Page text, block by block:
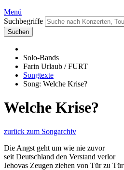
Menü
Suchbegriffe
Suchen
Solo-Bands
Farin Urlaub / FURT
Songtexte
Song: Welche Krise?
Welche Krise?
zurück zum Songarchiv
Die Angst geht um wie nie zuvor
seit Deutschland den Verstand verlor
Jehovas Zeugen ziehen von Tür zu Tür